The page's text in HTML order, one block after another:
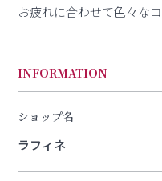
お疲れに合わせて色々な
INFORMATION
ショップ名
ラフィネ